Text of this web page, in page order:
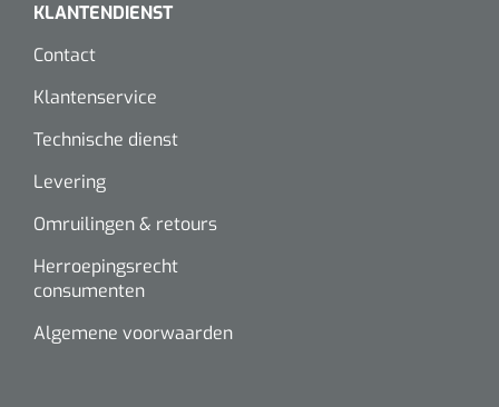
KLANTENDIENST
Contact
Klantenservice
Technische dienst
Levering
Omruilingen & retours
Herroepingsrecht
consumenten
Algemene voorwaarden